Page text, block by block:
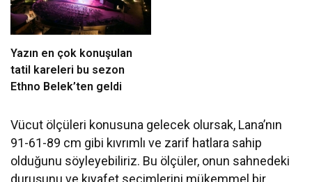
Yazın en çok konuşulan
tatil kareleri bu sezon
Ethno Belek’ten geldi
Vücut ölçüleri konusuna gelecek olursak, Lana’nın
91-61-89 cm gibi kıvrımlı ve zarif hatlara sahip
olduğunu söyleyebiliriz. Bu ölçüler, onun sahnedeki
duruşunu ve kıyafet seçimlerini mükemmel bir